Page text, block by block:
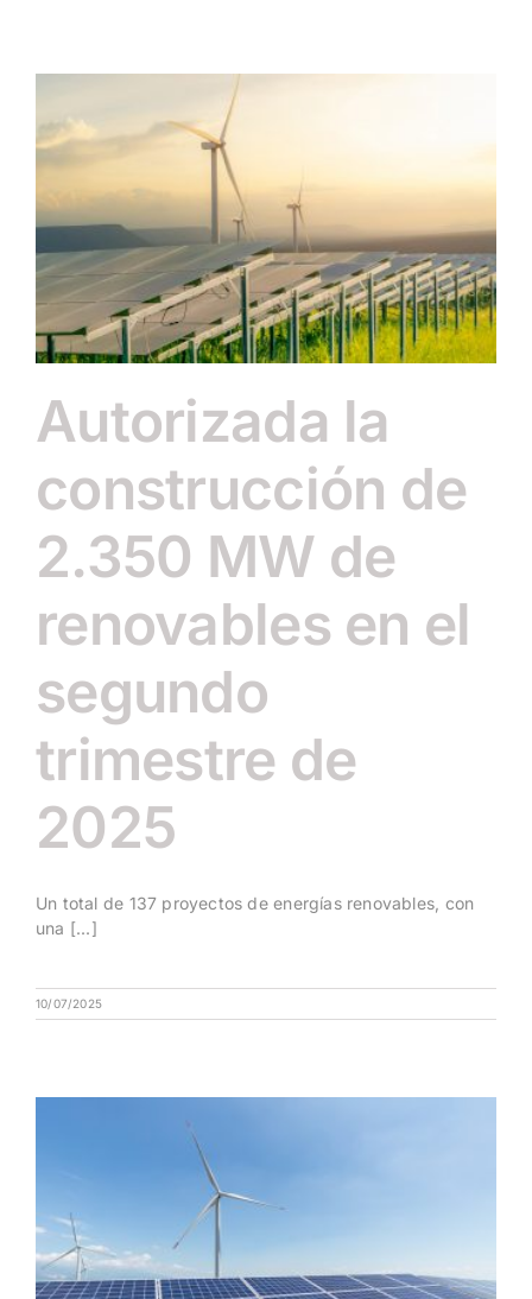
Autorizada la
construcción de
2.350 MW de
renovables en el
segundo
trimestre de
2025
Un total de 137 proyectos de energías renovables, con
una [...]
10/07/2025